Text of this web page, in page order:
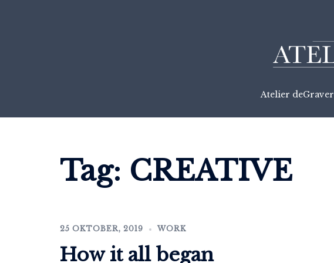
Atelier deGraver
Tag: CREATIVE
25 OKTOBER, 2019 WORK
How it all began